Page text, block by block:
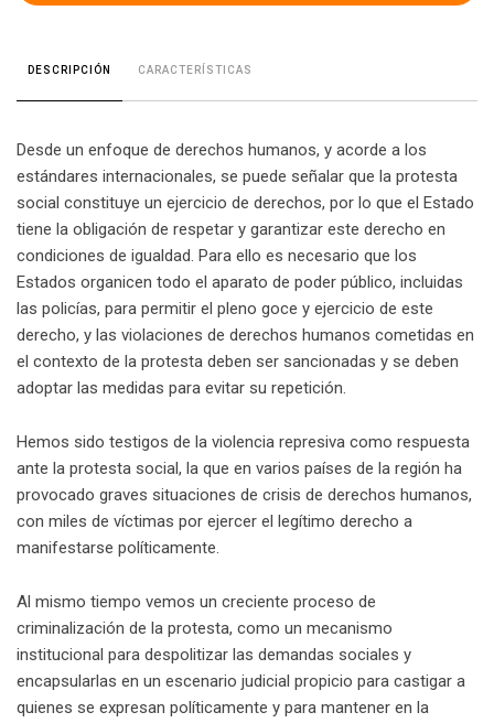
DESCRIPCIÓN CARACTERÍSTICAS
Desde un enfoque de derechos humanos, y acorde a los
estándares internacionales, se puede señalar que la protesta
social constituye un ejercicio de derechos, por lo que el Estado
tiene la obligación de respetar y garantizar este derecho en
condiciones de igualdad. Para ello es necesario que los
Estados organicen todo el aparato de poder público, incluidas
las policías, para permitir el pleno goce y ejercicio de este
derecho, y las violaciones de derechos humanos cometidas en
el contexto de la protesta deben ser sancionadas y se deben
adoptar las medidas para evitar su repetición.
Hemos sido testigos de la violencia represiva como respuesta
ante la protesta social, la que en varios países de la región ha
provocado graves situaciones de crisis de derechos humanos,
con miles de víctimas por ejercer el legítimo derecho a
manifestarse políticamente.
Al mismo tiempo vemos un creciente proceso de
criminalización de la protesta, como un mecanismo
institucional para despolitizar las demandas sociales y
encapsularlas en un escenario judicial propicio para castigar a
quienes se expresan políticamente y para mantener en la